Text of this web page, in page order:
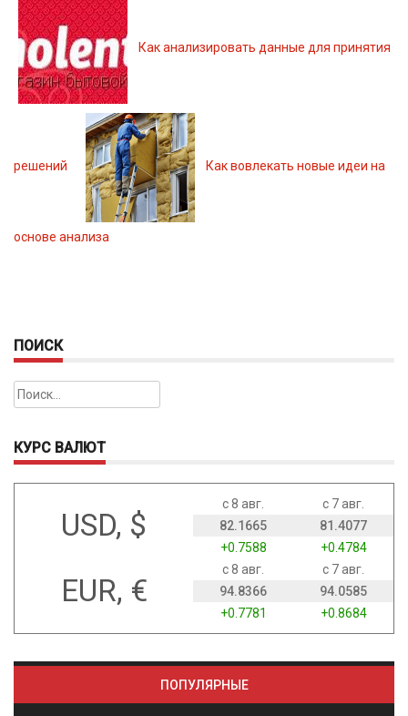
Как анализировать данные для принятия
решений Как вовлекать новые идеи на
основе анализа
ПОИСК
Найти:
КУРС ВАЛЮТ
USD, $
с 8 авг.
с 7 авг.
82.1665
81.4077
+0.7588
+0.4784
EUR, €
с 8 авг.
с 7 авг.
94.8366
94.0585
+0.7781
+0.8684
ПОПУЛЯРНЫЕ